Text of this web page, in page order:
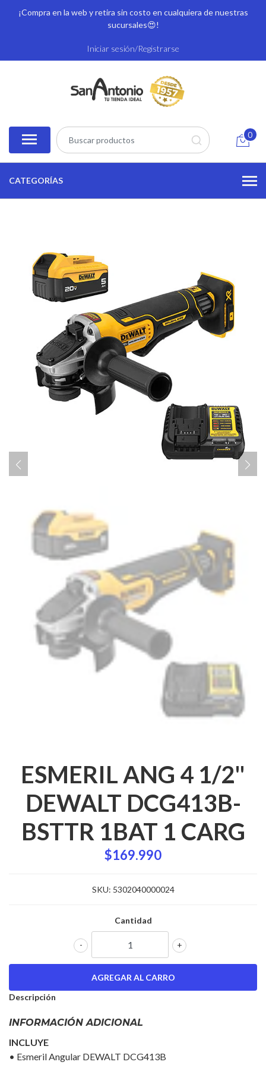
¡Compra en la web y retira sin costo en cualquiera de nuestras
sucursales😍!
Iniciar sesión/Registrarse
0
CATEGORÍAS
ESMERIL ANG 4 1/2"
DEWALT DCG413B-
BSTTR 1BAT 1 CARG
$169.990
SKU: 5302040000024
Cantidad
+
-
Descripción
INFORMACIÓN ADICIONAL
INCLUYE
• Esmeril Angular DEWALT DCG413B